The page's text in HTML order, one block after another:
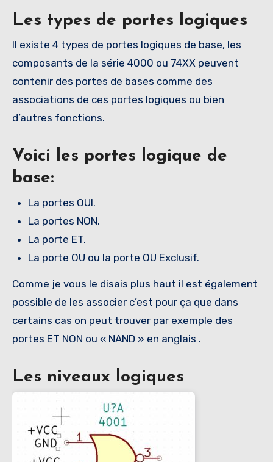
Les types de portes logiques
Il existe 4 types de portes logiques de base, les
composants de la série 4000 ou 74XX peuvent
contenir des portes de bases comme des
associations de ces portes logiques ou bien
d’autres fonctions.
Voici les portes logique de
base:
La portes OUI.
La portes NON.
La porte ET.
La porte OU ou la porte OU Exclusif.
Comme je vous le disais plus haut il est également
possible de les associer c’est pour ça que dans
certains cas on peut trouver par exemple des
portes ET NON ou « NAND » en anglais .
Les niveaux logiques